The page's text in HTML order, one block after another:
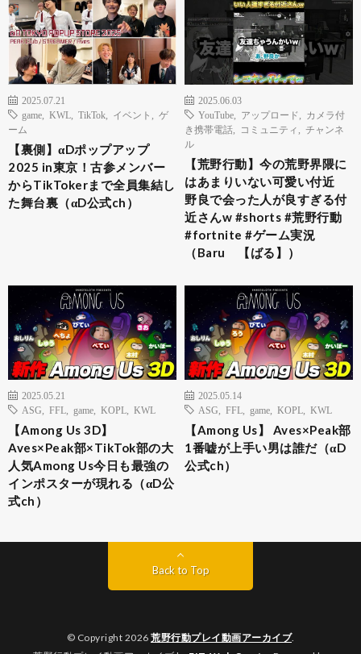
2025.07.21
game
KWL TikTok イベント
ゲ
ーム
【裏側】αDポップアップ
2025 in東京！古参メンバー
からTikTokerまで全員集結し
た舞台裏（αD公式ch）
2025.06.03
YouTube
アップロード
カメラ付
き携帯電話
コミュニティ
チャンネ
ル
【荒野行動】今の荒野界隈に
はあまりいない可愛い付近
野良で会った人が良すぎる付
近さんw #shorts #荒野行動
#fortnite #ゲーム実況
（Baru 【ばる】）
2025.05.21
ASG
FFL game KOPL KWL
【Among Us 3D】
Aves×Peak部×TikTok部の大
人気Among Us今日も最強の
インポスターが現れる（αD公
式ch）
2025.05.14
ASG
FFL game KOPL KWL
【Among Us】 Aves×Peak部
1番嘘が上手い男は誰だ（αD
公式ch）
Back to Top
© Copyright 2026 荒野行動プレイ動画アーカイブ.